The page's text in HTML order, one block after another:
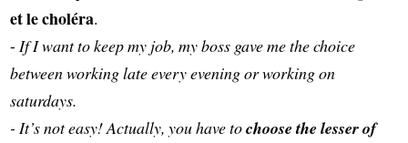
et le choléra.
- If I want to keep my job, my boss gave me the choice
between working late every evening or working on
saturdays.
- It’s not easy! Actually, you have tochoose the lesser of